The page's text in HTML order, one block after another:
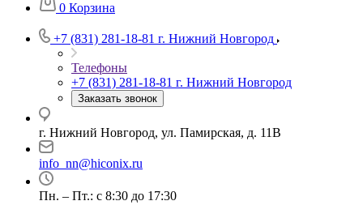
0 Корзина
+7 (831) 281-18-81 г. Нижний Новгород
Телефоны
+7 (831) 281-18-81 г. Нижний Новгород
Заказать звонок
г. Нижний Новгород, ул. Памирская, д. 11В
info_nn@hiconix.ru
Пн. – Пт.: с 8:30 до 17:30